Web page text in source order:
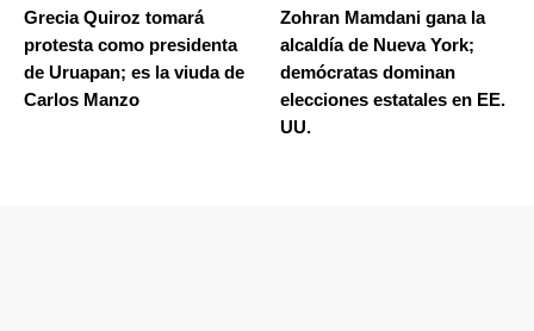
Grecia Quiroz tomará
protesta como presidenta
de Uruapan; es la viuda de
Carlos Manzo
Zohran Mamdani gana la
alcaldía de Nueva York;
demócratas dominan
elecciones estatales en EE.
UU.